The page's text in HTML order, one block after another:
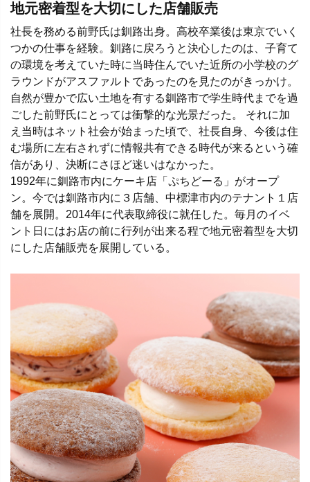
地元密着型を大切にした店舗販売
社長を務める前野氏は釧路出身。高校卒業後は東京でいく
つかの仕事を経験。釧路に戻ろうと決心したのは、子育て
の環境を考えていた時に当時住んでいた近所の小学校のグ
ラウンドがアスファルトであったのを見たのがきっかけ。
自然が豊かで広い土地を有する釧路市で学生時代までを過
ごした前野氏にとっては衝撃的な光景だった。 それに加
え当時はネット社会が始まった頃で、社長自身、今後は住
む場所に左右されずに情報共有できる時代が来るという確
信があり、決断にさほど迷いはなかった。
1992年に釧路市内にケーキ店「ぷちどーる」がオープ
ン。今では釧路市内に３店舗、中標津市内のテナント１店
舗を展開。2014年に代表取締役に就任した。毎月のイベ
ント日にはお店の前に行列が出来る程で地元密着型を大切
にした店舗販売を展開している。